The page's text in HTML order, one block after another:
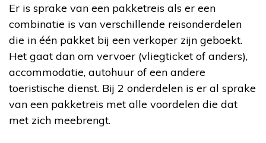
Er is sprake van een pakketreis als er een
combinatie is van verschillende reisonderdelen
die in één pakket bij een verkoper zijn geboekt.
Het gaat dan om vervoer (vliegticket of anders),
accommodatie, autohuur of een andere
toeristische dienst. Bij 2 onderdelen is er al sprake
van een pakketreis met alle voordelen die dat
met zich meebrengt.